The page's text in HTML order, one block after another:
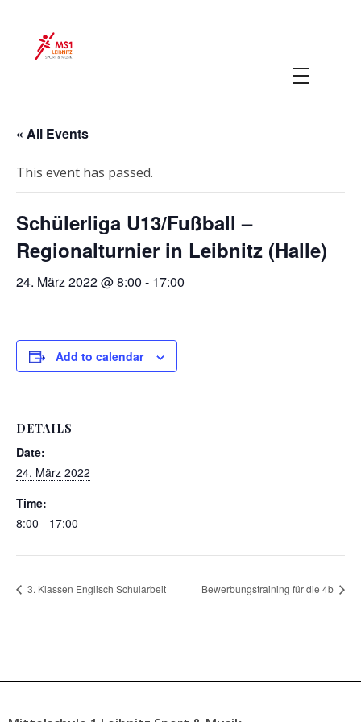
« All Events
This event has passed.
Schülerliga U13/Fußball –
Regionalturnier in Leibnitz (Halle)
24. März 2022 @ 8:00 - 17:00
Add to calendar
DETAILS
Date:
24. März 2022
Time:
8:00 - 17:00
3. Klassen Englisch Schularbeit Bewerbungstraining für die 4b